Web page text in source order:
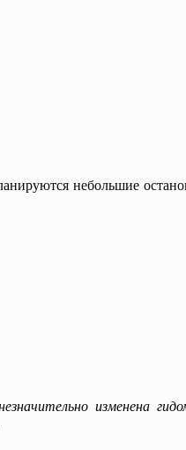
небольшие
изменена